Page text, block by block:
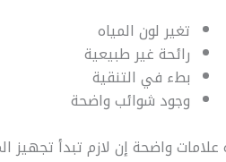
تغير لون المياه
رائحة غير طبيعية
بطء في التنقية
وجود شوائب واضحة
واضحة إن لازم تبدأ تجهيز